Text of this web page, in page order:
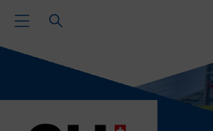
Toggle Main Navigation